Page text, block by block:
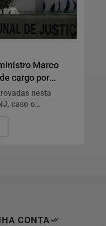
Marco
cargo por
nesta
caso o
do cargo, com
CONTA